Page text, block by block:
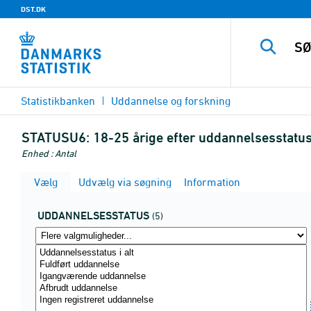
DST.DK
Statistikbanken Uddannelse og forskning
STATUSU6: 18-25 årige efter
Enhed : Antal
Vælg Udvælg via søgning Information
UDDANNELSESSTATUS (5)